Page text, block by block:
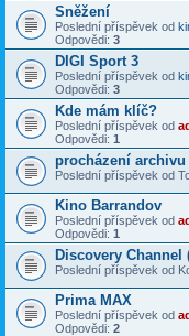
Sněžení
Poslední příspěvek od
Odpovědi: 3
DIGI Sport 3
Poslední příspěvek od
Odpovědi: 3
Kde mám klíč?
Poslední příspěvek od
Odpovědi: 1
procházení
Poslední příspěvek od
Kino Barrandov
Poslední příspěvek od
Odpovědi: 1
Discovery Channel
Poslední příspěvek od
Prima MAX
Poslední příspěvek od
Odpovědi: 2